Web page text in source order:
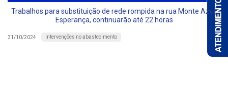
Trabalhos para substituição de rede rompida na rua Monte Azul,
Esperança, continuarão até 22 horas
31/10/2024 Intervenções no abastecimento